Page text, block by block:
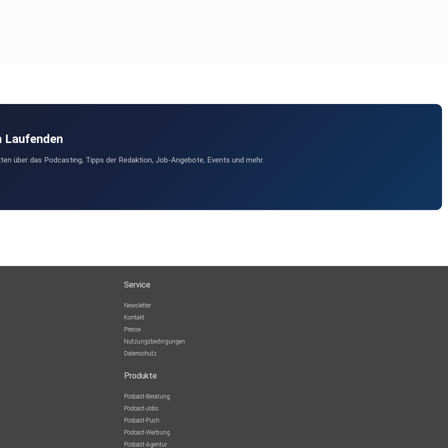
Laufenden
über das Podcasting, Tipps der Redaktion, Job-Angebote, Events und mehr.
Service
Newsletter
Kontakt
Presse
Nutzungsbedingungen
Datenschutz
Produkte
Podcast-Beratung
Podcast-Jobs
Podcast-Push
Podcast-Werbung
Podcast-Agentur